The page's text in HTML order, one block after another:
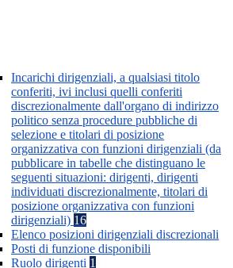
Incarichi dirigenziali, a qualsiasi titolo
conferiti, ivi inclusi quelli conferiti
discrezionalmente dall'organo di indirizzo
politico senza procedure pubbliche di
selezione e titolari di posizione
organizzativa con funzioni dirigenziali (da
pubblicare in tabelle che distinguano le
seguenti situazioni: dirigenti, dirigenti
individuati discrezionalmente, titolari di
posizione organizzativa con funzioni
dirigenziali) 16
Elenco posizioni dirigenziali discrezionali
Posti di funzione disponibili
Ruolo dirigenti 1